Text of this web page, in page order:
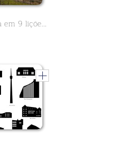
Aprenda em 9 lições tudo o que é importante sobre o Mosteiro Maulbronn. O Mosteiro é Património Mundial da UNESCO desde 1993